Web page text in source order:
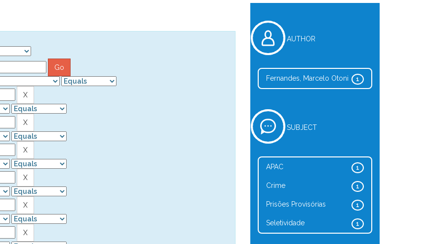
AUTHOR
1
Fernandes, Marcelo Otoni
SUBJECT
1
APAC
1
Crime
1
Prisões Provisórias
1
Seletividade